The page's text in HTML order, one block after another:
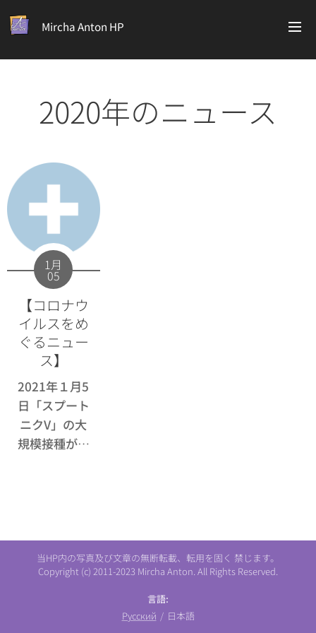
Mircha Anton HP
2020年のニュース
1月
05
【コロナウ
イルスをめ
ぐるニュー
ス】
2021年１月5
日「スプート
ニクV」の大
規模接種が始
ンを接種して
もらっている
とのことであ
当HP内の写真及び文章の無断転載、転用を固く 禁じます。
Copyright (c) 2011-2023 Mircha Anton. All Rights Reserved.
言語
Русский
日本語